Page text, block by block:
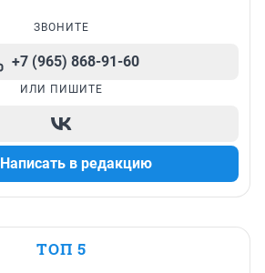
ЗВОНИТЕ
+7 (965) 868-91-60
ИЛИ ПИШИТЕ
Написать в редакцию
ТОП 5